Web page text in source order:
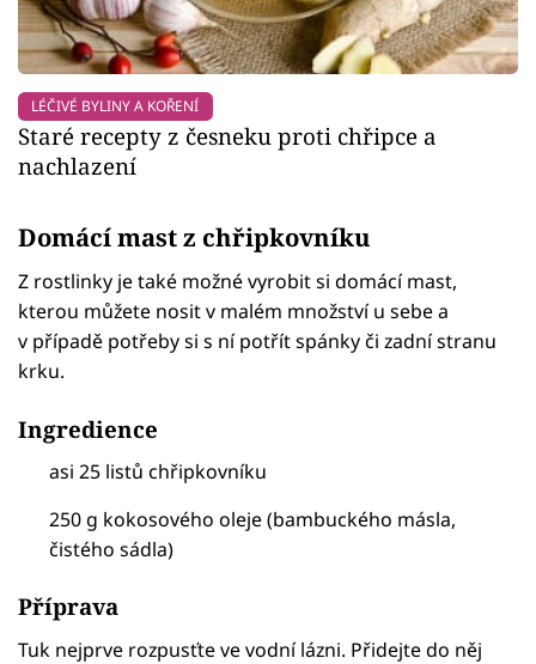
LÉČIVÉ BYLINY A KOŘENÍ
Staré recepty z česneku proti chřipce a
nachlazení
Domácí mast z chřipkovníku
Z rostlinky je také možné vyrobit si domácí mast,
kterou můžete nosit v malém množství u sebe a
v případě potřeby si s ní potřít spánky či zadní stranu
krku.
Ingredience
asi 25 listů chřipkovníku
250 g kokosového oleje (bambuckého másla,
čistého sádla)
Příprava
Tuk nejprve rozpusťte ve vodní lázni. Přidejte do něj